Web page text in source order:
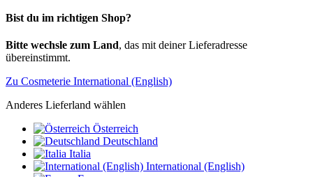
Bist du im richtigen Shop?
Bitte wechsle zum Land, das mit deiner Lieferadresse
übereinstimmt.
Zu Cosmeterie International (English)
Anderes Lieferland wählen
Österreich
Deutschland
Italia
International (English)